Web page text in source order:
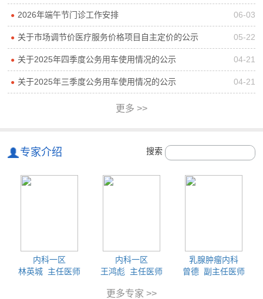
● 2026年端午节门诊工作安排 06-03
● 关于市场调节价医疗服务价格项目自主定价的公示 05-22
● 关于2025年四季度公务用车使用情况的公示 04-21
● 关于2025年三季度公务用车使用情况的公示 04-21
更多 >>
专家介绍 搜索
内科一区
林英城 主任医师
内科一区
王鸿彪 主任医师
乳腺肿瘤内科
曾德 副主任医师
更多专家 >>